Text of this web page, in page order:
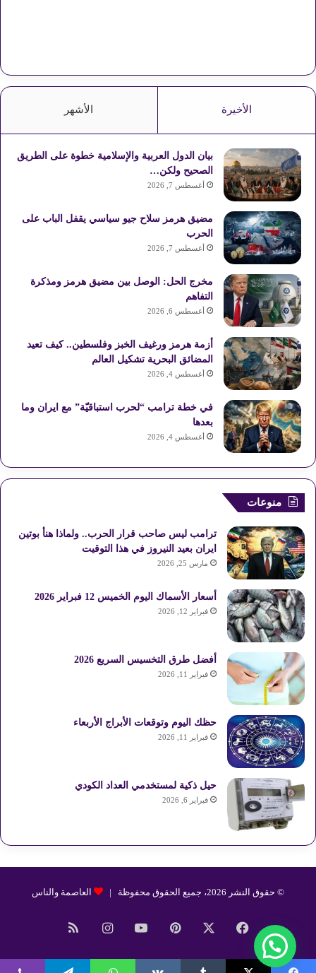
الأخيرة الأشهر
بيان الدول العربية والإسلامية خطوة على الطريق
الصحيح ولكن…
أغسطس 7, 2026
مضيق هرمز سلاح جيو سياسي يقفل الباب على
الحرب
أغسطس 7, 2026
مخرج الحل: الوصل بين مضيق هرمز ومذكرة
التفاهم
أغسطس 6, 2026
أزمة هرمز ورغيف الخبز وفلسطين.. كيف تعيد
المضائق البحرية تشكيل العالم
أغسطس 4, 2026
في خطة ترامب “لحرب استباقيّة” مع ايران وما
بعدها
أغسطس 4, 2026
منوعات
ترامب ليس صاحب قرار الحرب.. ولماذا هنأ بوتين
ايران بعيد النيروز في هذا التوقيت
مارس 25, 2026
أسعار الأسماك اليوم الخميس 12 فبراير 2026
فبراير 12, 2026
أفضل طرق التخسيس السريع 2026
فبراير 11, 2026
حظك اليوم وتوقعات الأبراج الأربعاء
فبراير 11, 2026
حيل ذكية لمستخدمي العداد الكودي
فبراير 6, 2026
© حقوق النشر 2026، جميع الحقوق محفوظة | العاصمة والناس
فيسبوك بينتيريست‫YouTubeانستقرام
الموقع